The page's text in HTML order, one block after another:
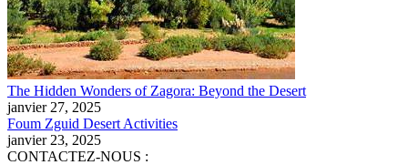
The Hidden Wonders of Zagora: Beyond the Desert
janvier 27, 2025
Foum Zguid Desert Activities
janvier 23, 2025
CONTACTEZ-NOUS :